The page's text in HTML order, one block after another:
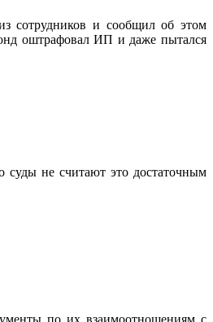
сотрудников и сообщил об этом
оштрафовал ИП и даже пытался
суды не считают это достаточным